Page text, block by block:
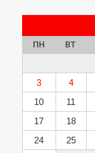
ПН ВТ
3
4
10
11
17
18
24
25